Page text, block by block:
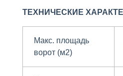
ТЕХНИЧЕСКИЕ
Макс. площадь
ворот (м2)